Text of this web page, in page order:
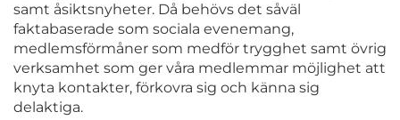
samt åsiktsnyheter. Då behövs det såväl
faktabaserade som sociala evenemang,
medlemsförmåner som medför trygghet samt övrig
verksamhet som ger våra medlemmar möjlighet att
knyta kontakter, förkovra sig och känna sig
delaktiga.